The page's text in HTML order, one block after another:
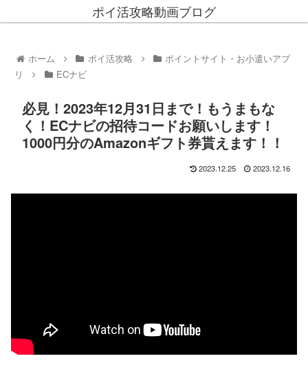
ポイ活攻略動画ブログ
ホーム ポイ活攻略
ポイントサイト・お小遣いアプ
リ
ECナビ
必見！2023年12月31日まで！もうまもな
く！ECナビの招待コードお願いします！
1000円分のAmazonギフト券貰えます！！
2023.12.25 2023.12.16